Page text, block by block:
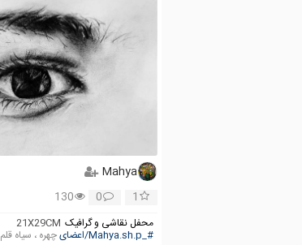
Mahya
1
0
130
محفل نقاشی و گرافیک 21X29CM
#_Mahya.sh.p/اعضای چهره ، سیاه قلم